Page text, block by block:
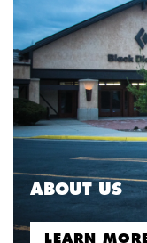
ABOUT US
LEARN